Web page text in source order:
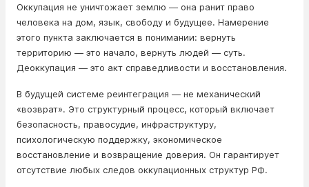
Оккупация не уничтожает землю — она ранит право
человека на дом, язык, свободу и будущее. Намерение
этого пункта заключается в понимании: вернуть
территорию — это начало, вернуть людей — суть.
Деоккупация — это акт справедливости и восстановления.
В будущей системе реинтеграция — не механический
«возврат». Это структурный процесс, который включает
безопасность, правосудие, инфраструктуру,
психологическую поддержку, экономическое
восстановление и возвращение доверия. Он гарантирует
отсутствие любых следов оккупационных структур РФ.